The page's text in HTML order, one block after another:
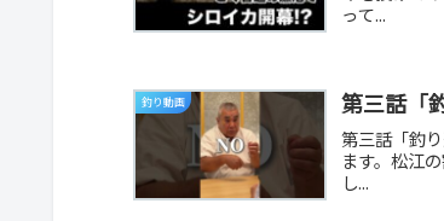
って...
釣り動画 第三話「
第三話「釣
ます。松江
し...